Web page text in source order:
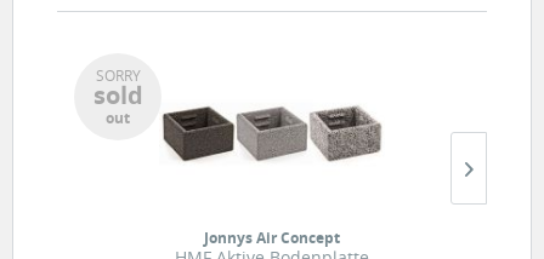
SORRY
sold
out
Jonnys Air Concept